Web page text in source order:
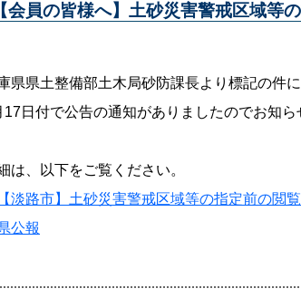
【会員の皆様へ】土砂災害警戒区域等
県県土整備部土木局砂防課長より標記の件に
17日付で公告の通知がありましたのでお知ら
は、以下をご覧ください。
【淡路市】土砂災害警戒区域等の指定前の閲
公報